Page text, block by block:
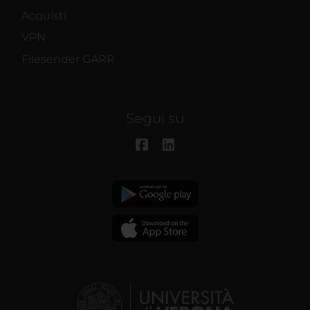
Acquisti
VPN
Filesender GARR
Segui su